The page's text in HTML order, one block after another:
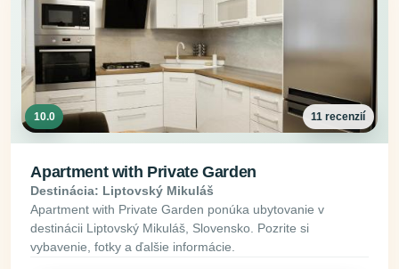
10.0 11 recenzií
Apartment with Private Garden
Destinácia: Liptovský Mikuláš
Apartment with Private Garden ponúka ubytovanie v
destinácii Liptovský Mikuláš, Slovensko. Pozrite si
vybavenie, fotky a ďalšie informácie.